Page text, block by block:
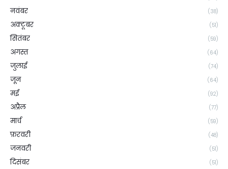
नवंबर (38)
अक्टूबर (51)
सितंबर (59)
अगस्त (64)
जुलाई (74)
जून (64)
मई (92)
अप्रैल (77)
मार्च (59)
फ़रवरी (48)
जनवरी (51)
दिसंबर (51)